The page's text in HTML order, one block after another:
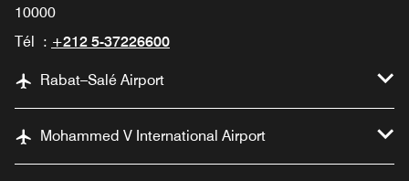
10000
Tél : +212 5-37226600
Rabat–Salé Airport
Mohammed V International Airport